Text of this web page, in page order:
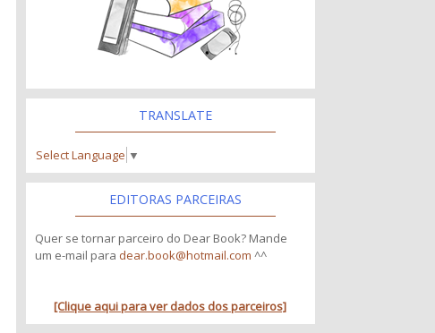
TRANSLATE
Select Language ▼
EDITORAS PARCEIRAS
Quer se tornar parceiro do Dear Book? Mande
um e-mail para dear.book@hotmail.com ^^
[Clique aqui para ver dados dos parceiros]